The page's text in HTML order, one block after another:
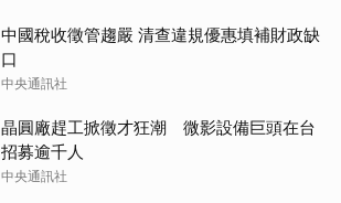
中國稅收徵管趨嚴 清查違規優惠填補財政缺
口
中央通訊社
晶圓廠趕工掀徵才狂潮 微影設備巨頭在台
招募逾千人
中央通訊社